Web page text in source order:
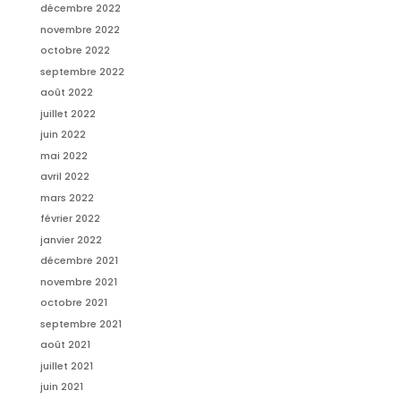
décembre 2022
novembre 2022
octobre 2022
septembre 2022
août 2022
juillet 2022
juin 2022
mai 2022
avril 2022
mars 2022
février 2022
janvier 2022
décembre 2021
novembre 2021
octobre 2021
septembre 2021
août 2021
juillet 2021
juin 2021